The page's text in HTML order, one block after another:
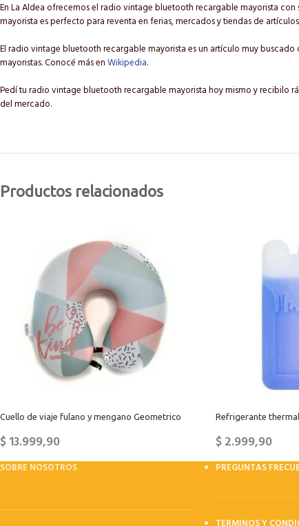
En La Aldea ofrecemos el radio vintage bluetooth recargable mayorista
mayorista es perfecto para reventa en ferias, mercados y tiendas de
El radio vintage bluetooth recargable mayorista es un artículo muy
mayoristas. Conocé más enWikipedia.
Pedí tu radio vintage bluetooth recargable mayorista hoy mismo y recibilo
del mercado.
Productos relacionados
Cuello de viaje fulano y mengano Geometrico
$13.999,90
Refrigerante
$2.999,90
SOBRE NOSOTROS PREGUNTAS